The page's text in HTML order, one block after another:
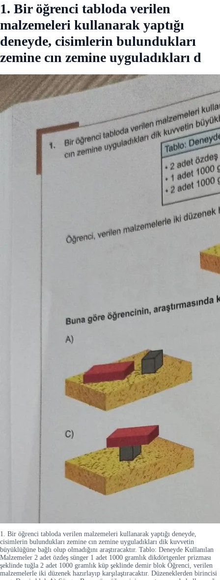
1. Bir öğrenci tabloda verilen
malzemeleri kullanarak yaptığı
deneyde, cisimlerin bulundukları
zemine cın zemine uyguladıkları d
1. Bir öğrenci tabloda verilen malzemeleri kullanarak yaptığı deneyde,
cisimlerin bulundukları zemine cın zemine uyguladıkları dik kuvvetin
büyüklüğüne bağlı olup olmadığını araştıracaktır. Tablo: Deneyde Kullanılan
Malzemeler 2 adet özdeş sünger 1 adet 1000 gramlık dikdörtgenler prizması
şeklinde tuğla 2 adet 1000 gramlık küp şeklinde demir blok Öğrenci, verilen
malzemelerle iki düzenek hazırlayıp karşılaştıracaktır. Düzeneklerden birincisi